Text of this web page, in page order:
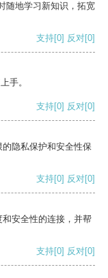
随地学习新知识，拓宽
支持[0] 反对[0]
手。
支持[0] 反对[0]
隐私保护和安全性保
支持[0] 反对[0]
安全性的连接，并帮
支持[0] 反对[0]